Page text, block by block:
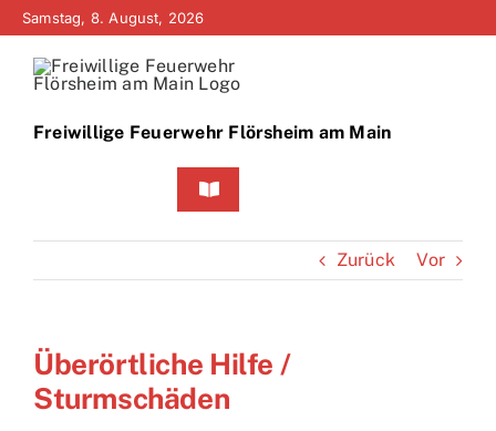
Zum
springen
Samstag, 8. August, 2026
Freiwillige Feuerwehr Flörsheim am Main
Toggle
Home
Bürgerinfo
Zurück Vor
Überörtliche Hilfe /
Sturmschäden